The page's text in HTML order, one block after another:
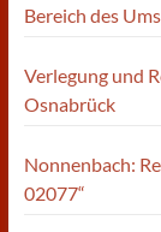
Bereich des
Verlegung und
Osnabrück
Nonnenbach:
02077“